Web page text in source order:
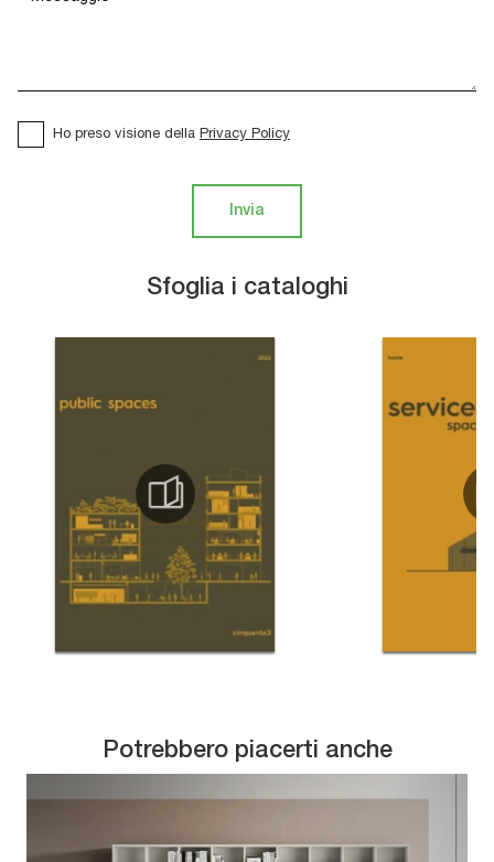
Sfoglia i cataloghi
Ho preso visione della Privacy Policy
Invia
Potrebbero piacerti anche